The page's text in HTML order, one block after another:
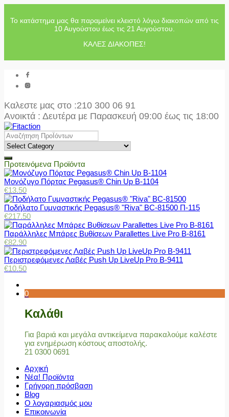
Το κατάστημα μας θα παραμείνει κλειστό λόγω διακοπών από τις
10 Αυγούστου έως τις 21 Αυγούστου.
ΚΑΛΕΣ ΔΙΑΚΟΠΕΣ!
Καλεστε μας στο :210 300 06 91
Ανοικτά : Δευτέρα με Παρασκευή 09:00 έως τις 18:00
Προτεινόμενα Προϊόντα
Μονόζυγο Πόρτας Pegasus® Chin Up Β-1104
€13.50
Ποδήλατο Γυμναστικής Pegasus® "Riva" BC-81500 Π-115
€217.50
Παράλληλες Μπάρες Βυθίσεων Parallettes Live Pro Β-8161
€82.90
Περιστρεφόμενες Λαβές Push Up LiveUp Pro Β-9411
€10.50
0
Καλάθι
Για βαριά και μεγάλα αντικείμενα παρακαλούμε καλέστε
για ενημέρωση κόστους αποστολής.
21 0300 0691
Αρχική
Νέα! Προϊόντα
Γρήγορη πρόσβαση
Blog
Ο λογαριασμός μου
Επικοινωνία